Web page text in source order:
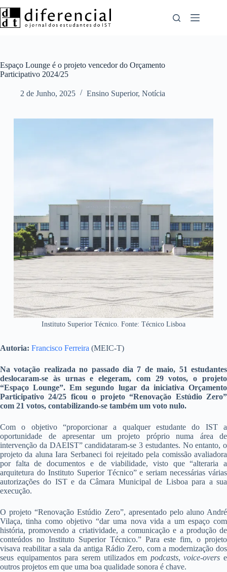
para
o
Espaço Lounge é o projeto vencedor do Orçamento
Participativo 2024/25
2 de Junho, 2025 Ensino Superior, Notícia
Instituto Superior Técnico. Fonte: Técnico Lisboa
Autoria: Francisco Ferreira (MEIC-T)
Na votação realizada no passado dia 7 de maio, 51 estudantes
deslocaram-se às urnas e elegeram, com 29 votos, o projeto
“Espaço Lounge”. Em segundo lugar da iniciativa Orçamento
Participativo 24/25 ficou o projeto “Renovação Estúdio Zero”
com 21 votos, contabilizando-se também um voto nulo.
Com o objetivo “proporcionar a qualquer estudante do IST a
oportunidade de apresentar um projeto próprio numa área de
intervenção da DAEIST” candidataram-se 3 estudantes. No entanto, o
projeto da aluna Iara Serbaneci foi rejeitado pela comissão avaliadora
por falta de documentos e de viabilidade, visto que “alteraria a
arquitetura do Instituto Superior Técnico” e seriam necessárias várias
autorizações do IST e da Câmara Municipal de Lisboa para a sua
execução.
O projeto “Renovação Estúdio Zero”, apresentado pelo aluno André
Vilaça, tinha como objetivo “dar uma nova vida a um espaço com
história, promovendo a criatividade, a comunicação e a produção de
conteúdos no Instituto Superior Técnico.” Para este fim, o projeto
visava reabilitar a sala da antiga Rádio Zero, com a modernização dos
seus equipamentos para serem utilizados em podcasts,voice-overs e
outros projetos em que uma boa qualidade sonora é chave.